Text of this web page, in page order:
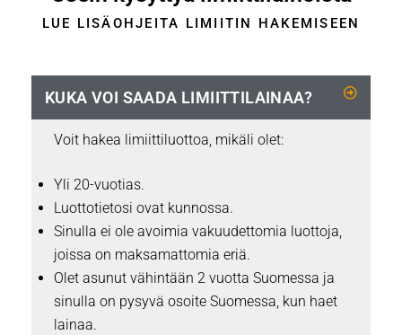
LUE LISÄOHJEITA LIMIITIN HAKEMISEEN
KUKA VOI SAADA LIMIITTILAINAA?
Voit hakea limiittiluottoa, mikäli olet:
Yli 20-vuotias.
Luottotietosi ovat kunnossa.
Sinulla ei ole avoimia vakuudettomia luottoja,
joissa on maksamattomia eriä.
Olet asunut vähintään 2 vuotta Suomessa ja
sinulla on pysyvä osoite Suomessa, kun haet
lainaa.